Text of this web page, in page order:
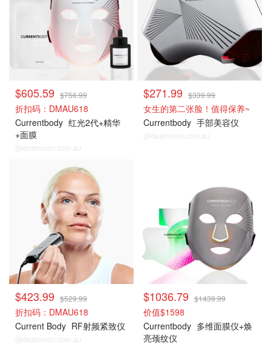
$605.59 $756.99
折扣码：DMAU618
Currentbody 红光2代+精华
+面膜
@dealmoon.com.au
$271.99 $339.99
女生的第二张脸！值得保养~
Currentbody 手部美容仪
@dealmoon.com.au
$423.99 $529.99
折扣码：DMAU618
Current Body RF射频紧致仪
@dealmoon.com.au
$1036.79 $1439.99
价值$1598
Currentbody 多维面膜仪+焕
亮颈纹仪